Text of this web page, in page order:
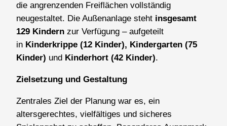
die angrenzenden Freiflächen vollständig
neugestaltet. Die Außenanlage steht insgesamt
129 Kindern zur Verfügung – aufgeteilt
in Kinderkrippe (12 Kinder), Kindergarten (75
Kinder) und Kinderhort (42 Kinder).
Zielsetzung und Gestaltung
Zentrales Ziel der Planung war es, ein
altersgerechtes, vielfältiges und sicheres